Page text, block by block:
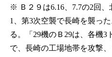
※ Ｂ２９は6.16、7.7の2回、
1、第3次空襲で長崎を襲っ
る。「29機のＢ29は、各機3
で、長崎の工場地帯を攻撃